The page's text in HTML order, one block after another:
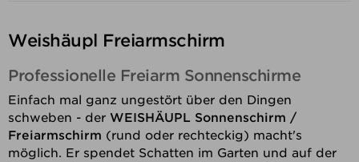
Weishäupl Freiarmschirm
Professionelle Freiarm Sonnenschirme
Einfach mal ganz ungestört über den Dingen
schweben - der WEISHÄUPL Sonnenschirm /
Freiarmschirm (rund oder rechteckig) macht's
möglich. Er spendet Schatten im Garten und auf der